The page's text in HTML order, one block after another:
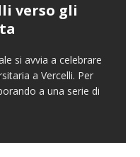
verso gli
si avvia a celebrare
a Vercelli. Per
a una serie di